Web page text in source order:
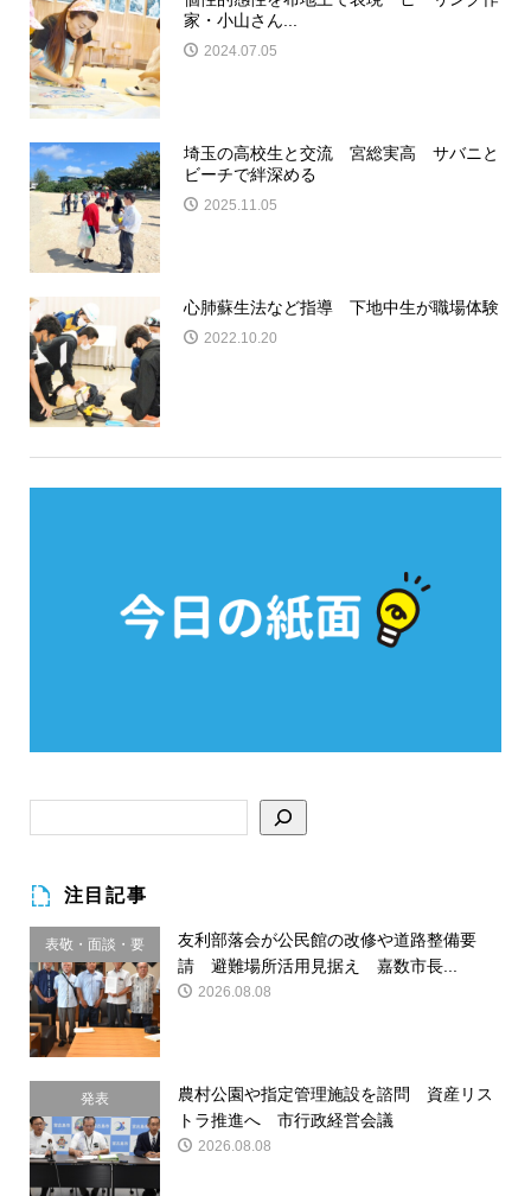
家・小山さん...
2024.07.05
埼玉の高校生と交流 宮総実高 サバニと
ビーチで絆深める
2025.11.05
心肺蘇生法など指導 下地中生が職場体験
2022.10.20
注目記事
表敬・面談・要
請
友利部落会が公民館の改修や道路整備要
請 避難場所活用見据え 嘉数市長...
2026.08.08
発表
農村公園や指定管理施設を諮問 資産リス
トラ推進へ 市行政経営会議
2026.08.08